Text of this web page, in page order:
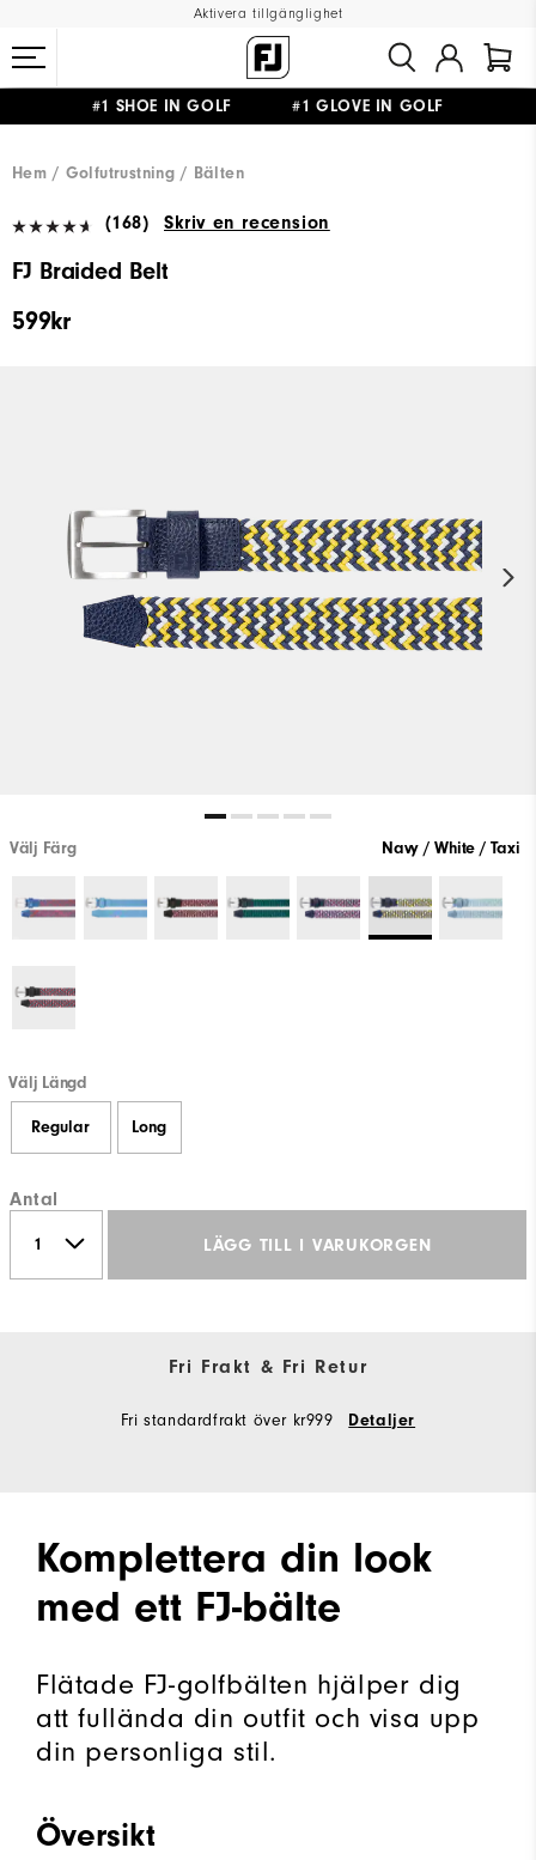
Aktivera tillgänglighet
#1 SHOE IN GOLF #1 GLOVE IN GOLF
Hem
Golfutrustning Bälten
(168) Skriv en recension
FJ Braided Belt
599kr
Välj Färg Navy / White / Taxi
Välj Längd
Regular Long
Antal
LÄGG TILL I VARUKORGEN
Fri Frakt & Fri Retur
Fri standardfrakt över kr999 Detaljer
Komplettera din look
med ett FJ-bälte
Flätade FJ-golfbälten hjälper dig
att fullända din outfit och visa upp
din personliga stil.
Översikt